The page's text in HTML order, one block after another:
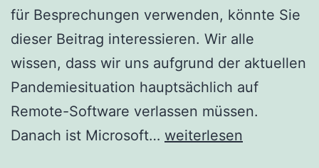
für Besprechungen verwenden, könnte Sie
dieser Beitrag interessieren. Wir alle
wissen, dass wir uns aufgrund der aktuellen
Pandemiesituation hauptsächlich auf
Remote-Software verlassen müssen.
Danach ist Microsoft… Hohe
weiterlesen